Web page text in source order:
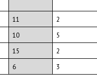
11
2
10
5
15
2
6 3